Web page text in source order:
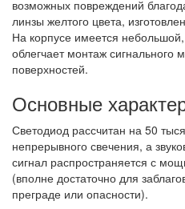
возможных повреждений
линзы желтого цвета,
На корпусе имеется
облегчает монтаж сигнального
поверхностей.
Основные
Светодиод рассчитан на 50
непрерывного свечения, а
сигнал распространяется с
(вполне достаточно для
преграде или опасности).